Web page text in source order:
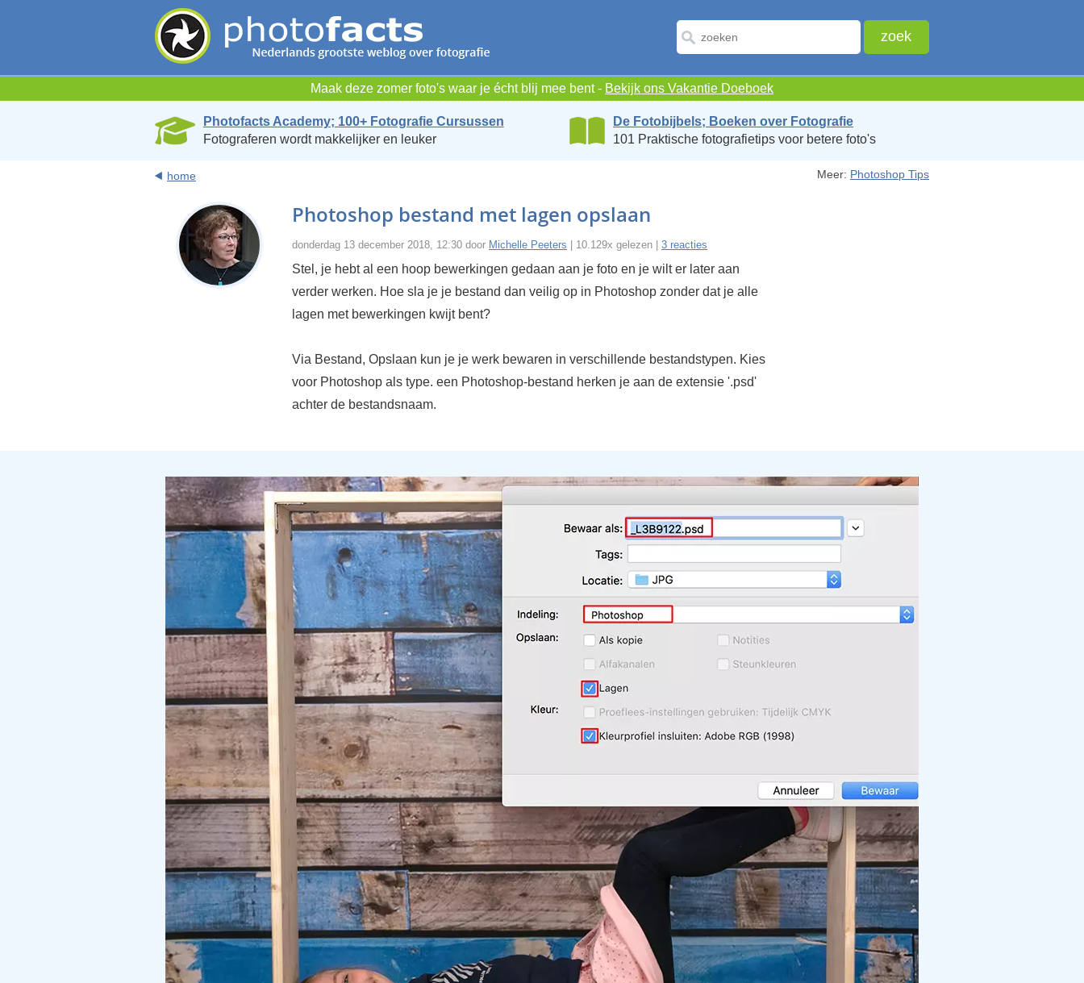
Maak deze zomer foto's waar je écht blij mee bent - Bekijk ons Vakantie Doeboek
Photofacts Academy; 100+ Fotografie Cursussen
Fotograferen wordt makkelijker en leuker
De Fotobijbels; Boeken over Fotografie
101 Praktische fotografietips voor betere foto's
home Meer: Photoshop Tips
Photoshop bestand met lagen opslaan
donderdag 13 december 2018, 12:30 door Michelle Peeters | 10.129x gelezen | 3 reacties
Stel, je hebt al een hoop bewerkingen gedaan aan je foto en je wilt er later aan
verder werken. Hoe sla je je bestand dan veilig op in Photoshop zonder dat je alle
lagen met bewerkingen kwijt bent?
Via Bestand, Opslaan kun je je werk bewaren in verschillende bestandstypen. Kies
voor Photoshop als type. een Photoshop-bestand herken je aan de extensie '.psd'
achter de bestandsnaam.